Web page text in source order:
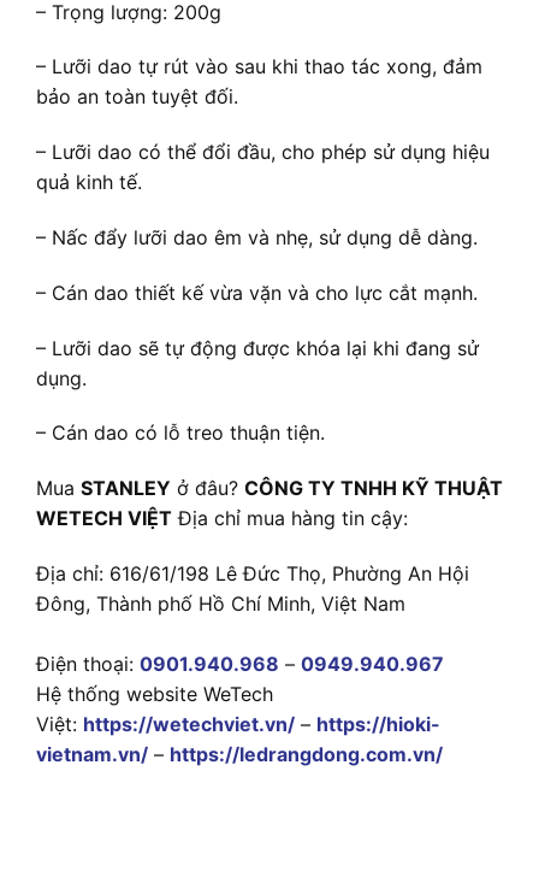
– Trọng lượng: 200g
– Lưỡi dao tự rút vào sau khi thao tác xong, đảm
bảo an toàn tuyệt đối.
– Lưỡi dao có thể đổi đầu, cho phép sử dụng hiệu
quả kinh tế.
– Nấc đẩy lưỡi dao êm và nhẹ, sử dụng dễ dàng.
– Cán dao thiết kế vừa vặn và cho lực cắt mạnh.
– Lưỡi dao sẽ tự động được khóa lại khi đang sử
dụng.
– Cán dao có lỗ treo thuận tiện.
Mua STANLEY ở đâu? CÔNG TY TNHH KỸ THUẬT
WETECH VIỆT Địa chỉ mua hàng tin cậy:
Địa chỉ: 616/61/198 Lê Đức Thọ, Phường An Hội
Đông, Thành phố Hồ Chí Minh, Việt Nam
Điện thoại: 0901.940.968 – 0949.940.967
Hệ thống website WeTech
Việt: https://wetechviet.vn/ – https://hioki-
vietnam.vn/ – https://ledrangdong.com.vn/